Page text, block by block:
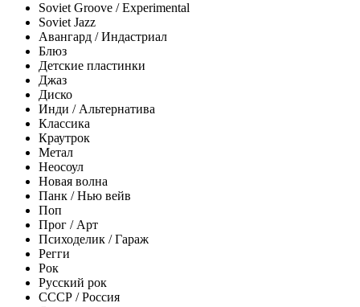
Soviet Groove / Experimental
Soviet Jazz
Авангард / Индастриал
Блюз
Детские пластинки
Джаз
Диско
Инди / Альтернатива
Классика
Краутрок
Метал
Неосоул
Новая волна
Панк / Нью вейв
Поп
Прог / Арт
Психоделик / Гараж
Регги
Рок
Русский рок
СССР / Россия